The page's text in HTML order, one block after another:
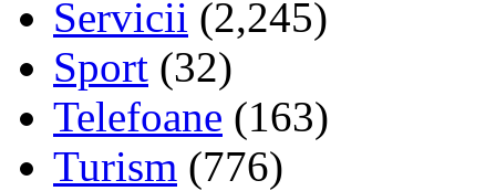
Servicii (2,245)
Sport (32)
Telefoane (163)
Turism (776)